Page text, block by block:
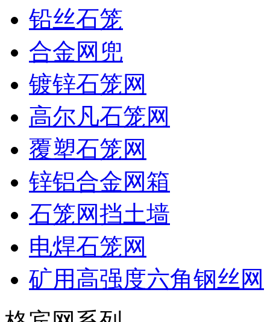
铅丝石笼
合金网兜
镀锌石笼网
高尔凡石笼网
覆塑石笼网
锌铝合金网箱
石笼网挡土墙
电焊石笼网
矿用高强度六角钢丝网